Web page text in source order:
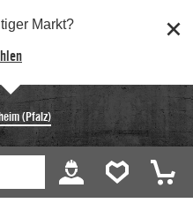
Markt?
(Pfalz)